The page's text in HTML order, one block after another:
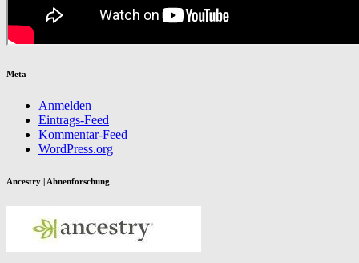
Meta
Anmelden
Eintrags-Feed
Kommentar-Feed
WordPress.org
Ancestry | Ahnenforschung